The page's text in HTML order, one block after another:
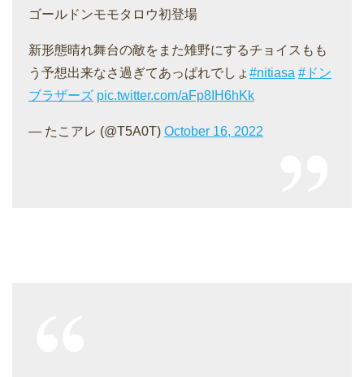
ゴールドンモモタロウ初登場
新形態晴れ舞台の敵をまた雉野にするチョイスもも
う予想出来なさ過ぎてあっぱれでしょ #nitiasa #ドン
ブラザーズ pic.twitter.com/aFp8IH6hKk
— たこアレ (@T5A0T) October 16, 2022